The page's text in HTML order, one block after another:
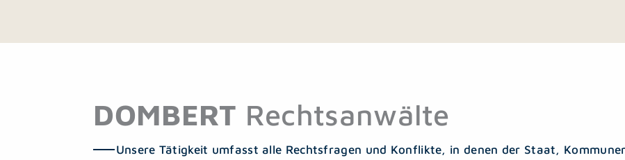
DOMBERT Rechtsanwälte
Unsere Tätigkeit umfasst alle Rechtsfragen und Konflikte, in denen der Staat,